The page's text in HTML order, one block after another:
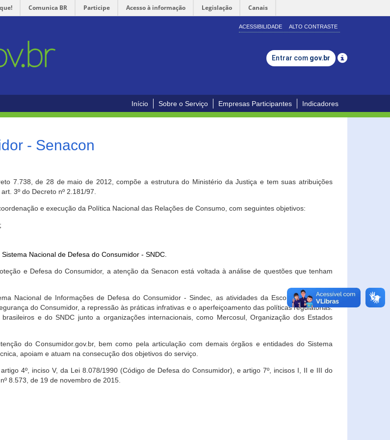
Comunica BR Participe Acesso à informação Legislação Canais
ACESSIBILIDADE ALTO CONTRASTE
Entrar com gov.br
Início Sobre o Serviço Empresas Participantes Indicadores
- Senacon
7.738, de 28 de maio de 2012, compõe a estrutura do Ministério da Justiça e tem suas atribuições
3º do Decreto nº 2.181/97.
e execução da Política Nacional das Relações de Consumo, com seguintes objetivos:
Nacional de Defesa do Consumidor - SNDC.
e Defesa do Consumidor, a atenção da Senacon está voltada à análise de questões que tenham
Nacional de Informações de Defesa do Consumidor - Sindec, as atividades da Escola Nacional de
do Consumidor, a repressão às práticas infrativas e o aperfeiçoamento das políticas regulatórias.
e do SNDC junto a organizações internacionais, como Mercosul, Organização dos Estados
do Consumidor.gov.br, bem como pela articulação com demais órgãos e entidades do Sistema
apoiam e atuam na consecução dos objetivos do serviço.
4º, inciso V, da Lei 8.078/1990 (Código de Defesa do Consumidor), e artigo 7º, incisos I, II e III do
8.573, de 19 de novembro de 2015.